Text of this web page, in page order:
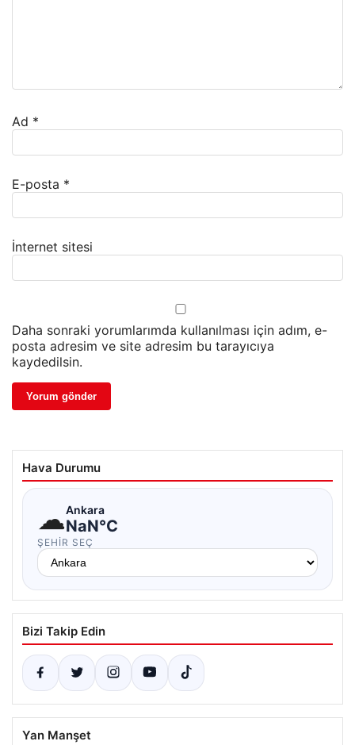
Ad *
E-posta *
İnternet sitesi
Daha sonraki yorumlarımda kullanılması için adım, e-
posta adresim ve site adresim bu tarayıcıya
kaydedilsin.
Hava Durumu
☁Ankara
NaN°C
ŞEHIR SEÇ
Bizi Takip Edin
Yan Manşet